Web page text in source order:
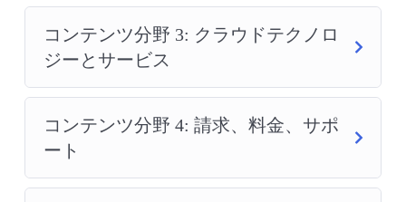
コンテンツ分野 3: クラウドテクノロ
ジーとサービス
コンテンツ分野 4: 請求、料金、サポ
ート